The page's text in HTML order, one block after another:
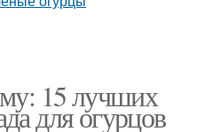
15 лучших
для огурцов